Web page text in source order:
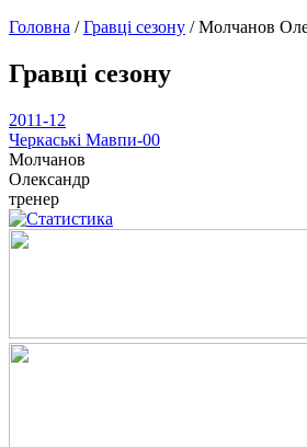
Головна /Гравці сезону /Молчанов
Гравці сезону
2011-12
Черкаські Мавпи-00
Молчанов
Олександр
тренер